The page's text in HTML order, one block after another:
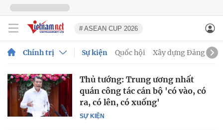
# ASEAN CUP 2026
Chính trị Quốc hội
Sự kiện Xây dựng Đảng
SỰ KIỆN
Thủ tướng: Trung ương nhất
quán công tác cán bộ 'có vào, có
ra, có lên, có xuống'